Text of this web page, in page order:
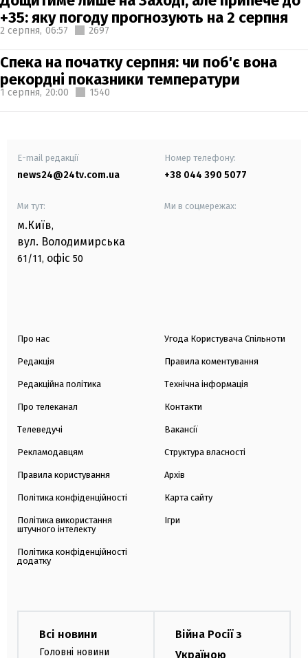
+35: яку погоду прогнозують на 2 серпня
2 серпня, 06:57 2697
Спека на початку серпня: чи поб'є вона
рекордні показники температури
1 серпня, 20:00 1540
E-mail редакції
news24@24tv.com.ua
Номер телефону:
+38 044 390 5077
Ми тут:
м.Київ,
вул. Володимирська
61/11, офіс 50
Ми в соцмережах:
Про нас
Редакція
Редакційна політика
Про телеканал
Телеведучі
Рекламодавцям
Правила користування
Політика конфіденційності
Політика використання
штучного інтелекту
Політика конфіденційності
додатку
Угода Користувача Спільноти
Правила коментування
Технічна інформація
Контакти
Вакансії
Структура власності
Архів
Карта сайту
Ігри
Всі новини
Головні новини
Війна Росії з
Україною